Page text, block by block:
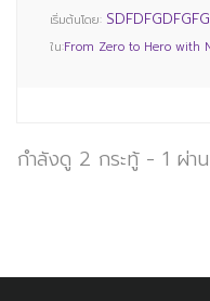
เริ่มต้นโดย:
ใน:From Zero to Hero with
กำลังดู 2 กระทู้ - 1 ผ่